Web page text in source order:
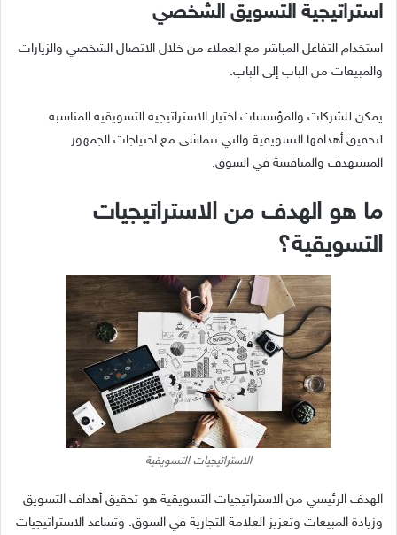
استراتيجية التسويق الشخصي
استخدام التفاعل المباشر مع العملاء من خلال الاتصال الشخصي والزيارات
والمبيعات من الباب إلى الباب.
يمكن للشركات والمؤسسات اختيار الاستراتيجية التسويقية المناسبة
لتحقيق أهدافها التسويقية والتي تتماشى مع احتياجات الجمهور
المستهدف والمنافسة في السوق.
ما هو الهدف من الاستراتيجيات
التسويقية؟
الاستراتيجيات التسويقية
الهدف الرئيسي من الاستراتيجيات التسويقية هو تحقيق أهداف التسويق
وزيادة المبيعات وتعزيز العلامة التجارية في السوق. وتساعد الاستراتيجيات